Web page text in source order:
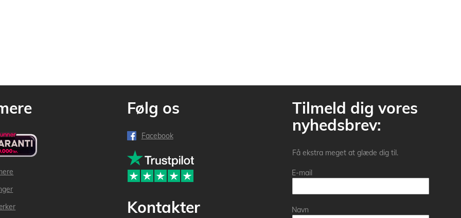
Følg os
Facebook
Kontakter
Tilmeld dig vores
nyhedsbrev:
Få ekstra meget at glæde dig til.
E-mail
Navn